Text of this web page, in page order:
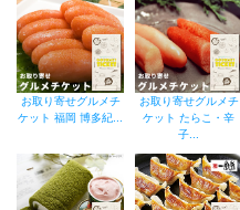
お取り寄せグルメチ
ケット 福岡 博多紀...
お取り寄せグルメチ
ケット たらこ・辛
子...